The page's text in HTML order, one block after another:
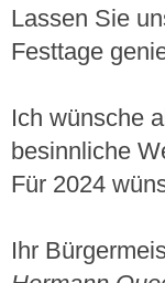
Lassen Sie
Festtage
Ich wünsche
besinnliche
Für 2024
Ihr